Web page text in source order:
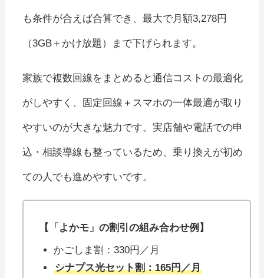
も条件が合えば合算でき、最大で月額3,278円
（3GB＋かけ放題）まで下げられます。
家族で複数回線をまとめると通信コストの最適化
がしやすく、固定回線＋スマホの一体最適が取り
やすいのが大きな魅力です。実店舗や電話での申
込・相談導線も整っているため、乗り換えが初め
ての人でも進めやすいです。
【「よかモ」の割引の組み合わせ例】
かごしま割：330円／月
シナプス光セット割：165円／月